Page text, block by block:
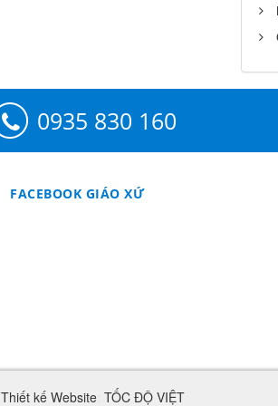
0935 830 160
FACEBOOK GIÁO XỨ
Thiết kế Website TỐC ĐỘ VIỆT